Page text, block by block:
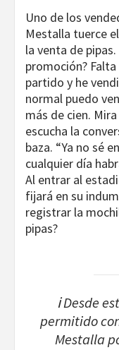
Uno de los
Mestalla tuerce
la venta de
promoción?
partido y he
normal puedo
más de cien.
escucha la
baza. “Ya no sé
cualquier día
Al entrar al
fijará en su
registrar la
pipas?
ℹ️ Desde
permitido
Mestalla